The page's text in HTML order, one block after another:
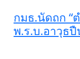
กมธ.นัดถก “
พ.ร.บ.อาวุธ